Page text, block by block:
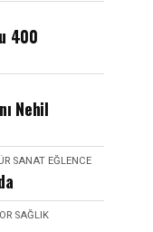
400
Nehil
SANAT EĞLENCE
SAĞLIK